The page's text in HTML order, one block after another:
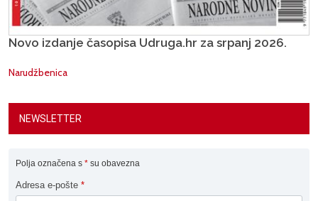
Novo izdanje časopisa Udruga.hr za srpanj 2026.
Narudžbenica
NEWSLETTER
Polja označena s * su obavezna
Adresa e-pošte *